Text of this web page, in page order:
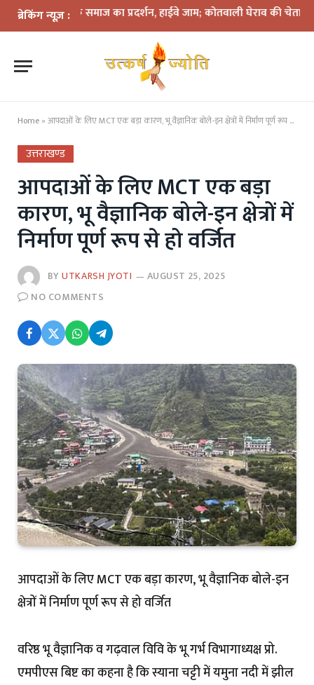
ब्रेकिंग न्यूज़ :समाज का प्रदर्शन, हाईवे जाम; कोतवाली घेराव की चेतावनी
Home » आपदाओं के लिए MCT एक बड़ा कारण, भू वैज्ञानिक बोले-इन क्षेत्रों में निर्माण पूर्ण रूप से हो वर्जित
उत्तराखण्ड
आपदाओं के लिए MCT एक बड़ा
कारण, भू वैज्ञानिक बोले-इन क्षेत्रों में
निर्माण पूर्ण रूप से हो वर्जित
BYUTKARSH JYOTI
AUGUST 25, 2025
NO COMMENTS
आपदाओं के लिए MCT एक बड़ा कारण, भू वैज्ञानिक बोले-इन
क्षेत्रों में निर्माण पूर्ण रूप से हो वर्जित
वरिष्ठ भू वैज्ञानिक व गढ़वाल विवि के भू गर्भ विभागाध्यक्ष प्रो.
एमपीएस बिष्ट का कहना है कि स्याना चट्टी में यमुना नदी में झील